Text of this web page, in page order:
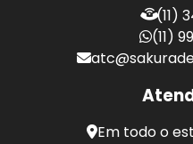
(11)
(11)
Em todo o